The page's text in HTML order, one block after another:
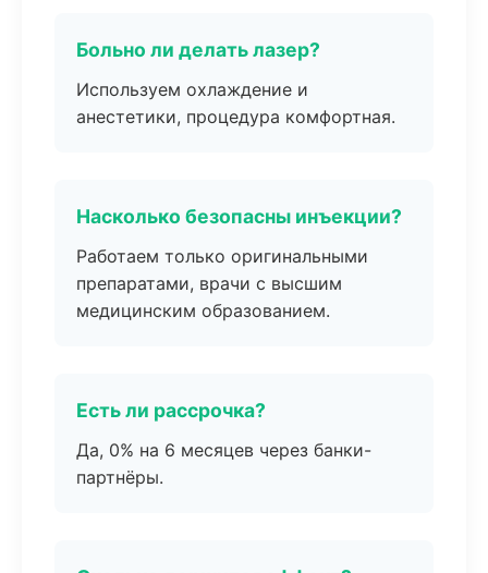
Больно ли делать лазер?
Используем охлаждение и
анестетики, процедура комфортная.
Насколько безопасны инъекции?
Работаем только оригинальными
препаратами, врачи с высшим
медицинским образованием.
Есть ли рассрочка?
Да, 0% на 6 месяцев через банки-
партнёры.